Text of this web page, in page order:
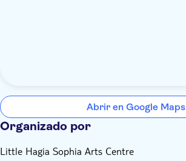
Abrir en Google Maps
Organizado por
Little Hagia Sophia Arts Centre